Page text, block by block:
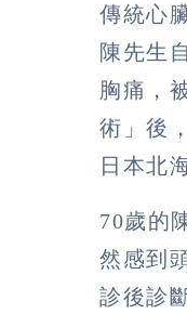
傳統心
陳先生
胸痛，
術」後
日本北
70歲的
然感到
診後診